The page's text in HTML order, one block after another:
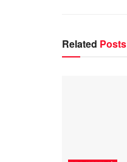
Related Posts